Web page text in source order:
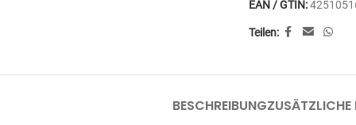
EAN / GTIN:
Teilen:
BESCHREIBUNG